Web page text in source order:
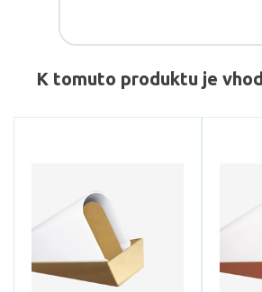
K tomuto produktu je